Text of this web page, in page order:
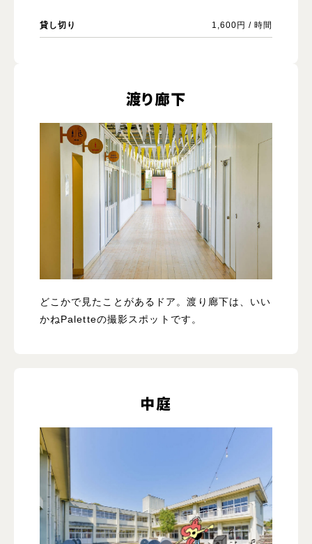
貸し切り 1,600円 / 時間
渡り廊下
どこかで見たことがあるドア。渡り廊下は、いい
かねPaletteの撮影スポットです。
中庭